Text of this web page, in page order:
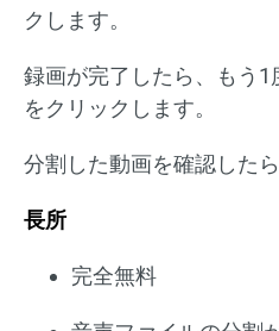
クします。
録画が完了したら、もう
をクリックします。
分割した動画を確認した
長所
完全無料